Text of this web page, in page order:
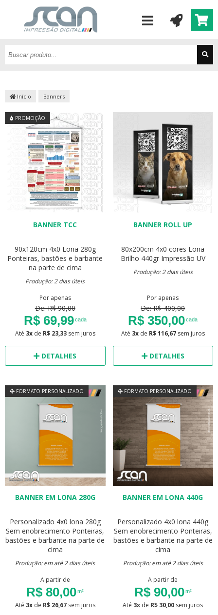
Início Banners
PROMOÇÃO
BANNER TCC
90x120cm 4x0 Lona 280g
Ponteiras, bastões e barbante
na parte de cima
Produção: 2 dias úteis
Por apenas
De: R$ 90,00
R$ 69,99cada
Até 3xde R$ 23,33sem juros
DETALHES
BANNER ROLL UP
80x200cm 4x0 cores Lona
Brilho 440gr Impressão UV
Produção: 2 dias úteis
Por apenas
De: R$ 400,00
R$ 350,00cada
Até 3xde R$ 116,67sem juros
DETALHES
FORMATO PERSONALIZADO
BANNER EM LONA 280G
Personalizado 4x0 lona 280g
Sem enobrecimento Ponteiras,
bastões e barbante na parte de
cima
Produção: em até 2 dias úteis
A partir de
R$ 80,00m²
Até 3xde R$ 26,67sem juros
FORMATO PERSONALIZADO
BANNER EM LONA 440G
Personalizado 4x0 lona 440g
Sem enobrecimento Ponteiras,
bastões e barbante na parte de
cima
Produção: em até 2 dias úteis
A partir de
R$ 90,00m²
Até 3x de R$ 30,00 sem juros